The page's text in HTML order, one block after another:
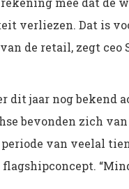
verliezen. Dat is
de retail, zegt ceo
dit jaar nog bekend
bevonden zich
van veelal